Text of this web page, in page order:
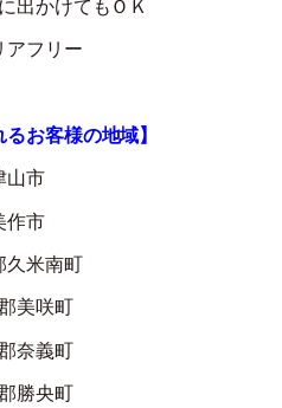
アフリー
るお客様の地域】
山市
作市
久米南町
美咲町
奈義町
勝央町